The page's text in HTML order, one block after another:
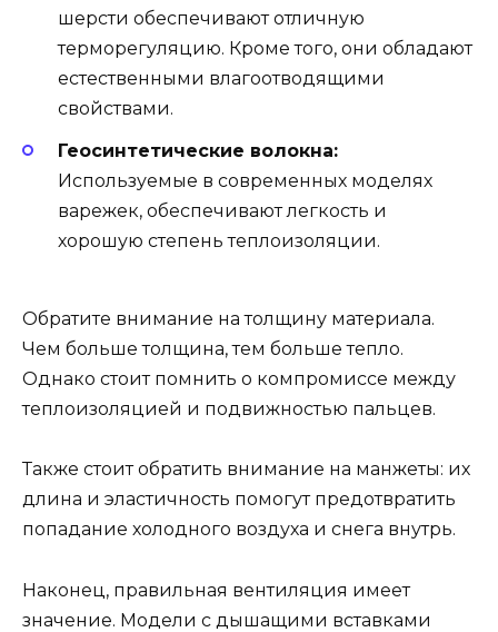
шерсти обеспечивают отличную
терморегуляцию. Кроме того, они обладают
естественными влагоотводящими
свойствами.
Геосинтетические волокна:
Используемые в современных моделях
варежек, обеспечивают легкость и
хорошую степень теплоизоляции.
Обратите внимание на толщину материала.
Чем больше толщина, тем больше тепло.
Однако стоит помнить о компромиссе между
теплоизоляцией и подвижностью пальцев.
Также стоит обратить внимание на манжеты: их
длина и эластичность помогут предотвратить
попадание холодного воздуха и снега внутрь.
Наконец, правильная вентиляция имеет
значение. Модели с дышащими вставками